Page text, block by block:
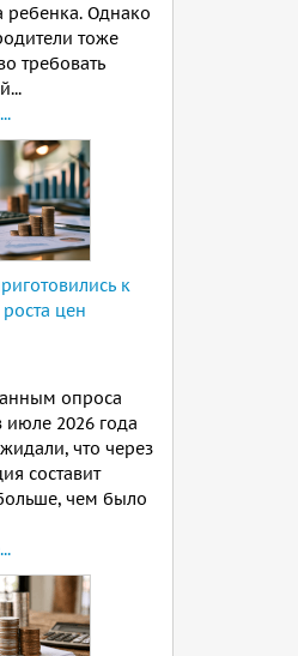
ребенка. Однако
тоже
требовать
к
цен
опроса
2026 года
что через
составит
чем было